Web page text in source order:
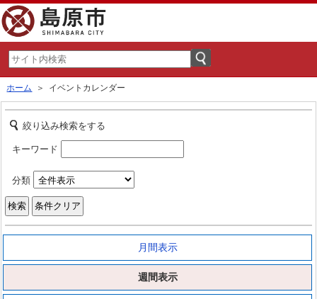
ホーム ＞ イベントカレンダー
絞り込み検索をする
キーワード
分類
月間表示
週間表示